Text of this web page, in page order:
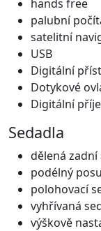
hands free
palubní
satelitní
USB
Digitální
Dotykové
Digitální
Sedadla
dělená zadní
podélný
polohovací
vyhřívaná
výškově